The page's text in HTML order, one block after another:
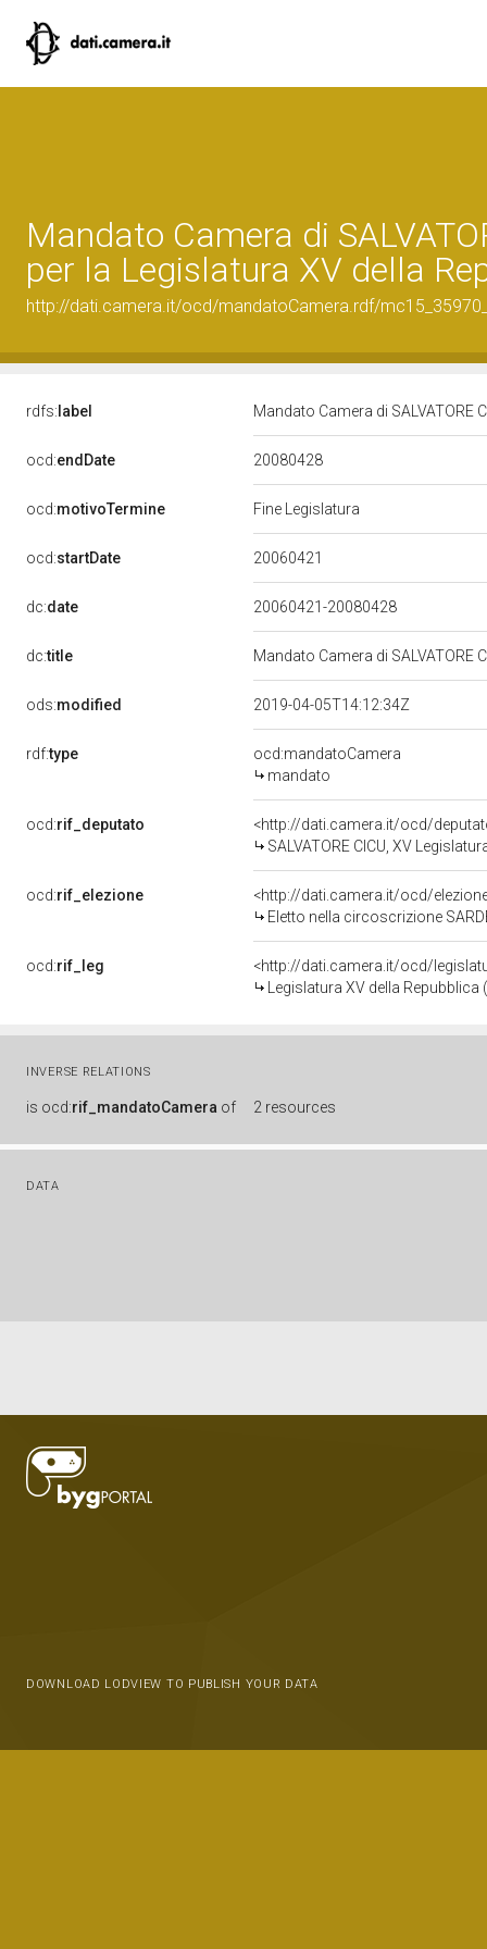
Mandato Camera di
per la Legislatura XV della
http://dati.camera.it/ocd/mandatoCamera.rdf/
rdfs: label Mandato Camera di SALVATORE
ocd:endDate 20080428
ocd:motivoTermine Fine Legislatura
ocd:startDate 20060421
dc:date 20060421-20080428
dc:title Mandato Camera di SALVATORE
ods:modified 2019-04-05T14:12:34Z
rdf:type
ocd:mandatoCamera
mandato
ocd:rif_deputato
<http://dati.camera.it/ocd/
SALVATORE CICU, XV
ocd:rif_elezione
<http://dati.camera.it/ocd/
Eletto nella circoscrizione
ocd:rif_leg
<http://dati.camera.it/ocd/
Legislatura XV della
INVERSE RELATIONS
is ocd:rif_mandatoCamera of 2 resources
DATA
DOWNLOAD LODVIEW TO PUBLISH YOUR DATA